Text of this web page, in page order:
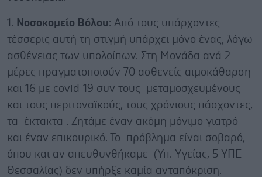
1. Νοσοκομείο Βόλου: Από τους υπάρχοντες
τέσσερις αυτή τη στιγμή υπάρχει μόνο ένας, λόγω
ασθένειας των υπολοίπων. Στη Μονάδα ανά 2
μέρες πραγματοποιούν 70 ασθενείς αιμοκάθαρση
και 16 με covid-19 συν τους μεταμοσχευμένους
και τους περιτοναϊκούς, τους χρόνιους πάσχοντες,
τα έκτακτα . Ζητάμε έναν ακόμη μόνιμο γιατρό
και έναν επικουρικό. Το πρόβλημα είναι σοβαρό,
όπου και αν απευθυνθήκαμε (Υπ. Υγείας, 5 ΥΠΕ
Θεσσαλίας) δεν υπήρξε καμία ανταπόκριση.